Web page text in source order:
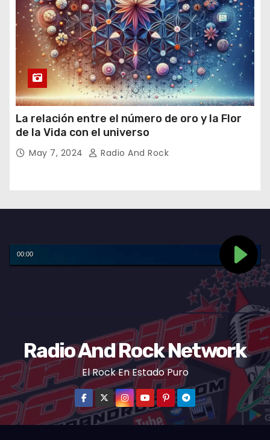
La relación entre el número de oro y la Flor
de la Vida con el universo
May 7, 2024 Radio And Rock
Radio And Rock Network
El Rock En Estado Puro